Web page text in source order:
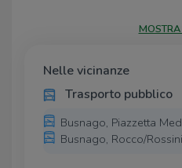
moderni e accoglienti,
desidera vivere in un
comodità moderne.
MOSTRA
Nelle vicinanze
Trasporto pubblico
Busnago, Piazzetta
Busnago, Rocco/Rossini